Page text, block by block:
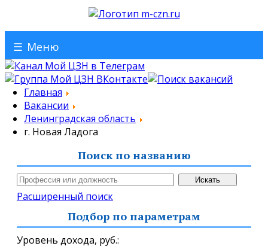
☰ Меню
Главная
Вакансии
Ленинградская область
г. Новая Ладога
Поиск по названию
Расширенный поиск
Подбор по параметрам
Уровень дохода, руб.: